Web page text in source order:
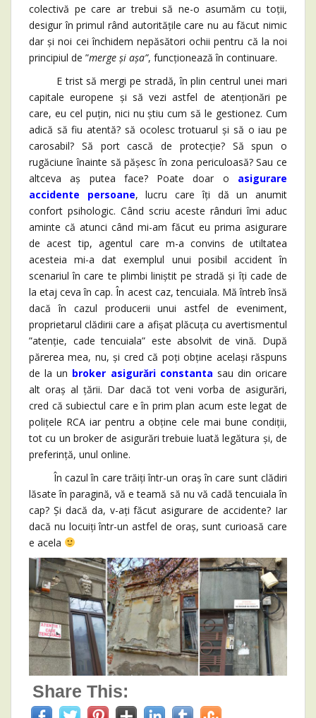
colectivă pe care ar trebui să ne-o asumăm cu toții,
desigur în primul rând autoritățile care nu au făcut nimic
dar și noi cei închidem nepăsători ochii pentru că la noi
principiul de ”merge și așa”, funcționează în continuare.
E trist să mergi pe stradă, în plin centrul unei mari
capitale europene și să vezi astfel de atenționări pe
care, eu cel puțin, nici nu știu cum să le gestionez. Cum
adică să fiu atentă? să ocolesc trotuarul și să o iau pe
carosabil? Să port cască de protecție? Să spun o
rugăciune înainte să pășesc în zona periculoasă? Sau ce
altceva aș putea face? Poate doar o asigurare
accidente persoane, lucru care îți dă un anumit
confort psihologic. Când scriu aceste rânduri îmi aduc
aminte că atunci când mi-am făcut eu prima asigurare
de acest tip, agentul care m-a convins de utiltatea
acesteia mi-a dat exemplul unui posibil accident în
scenariul în care te plimbi liniștit pe stradă și îți cade de
la etaj ceva în cap. În acest caz, tencuiala. Mă întreb însă
dacă în cazul producerii unui astfel de eveniment,
proprietarul clădirii care a afișat plăcuța cu avertismentul
”atenție, cade tencuiala” este absolvit de vină. După
părerea mea, nu, și cred că poți obține același răspuns
de la un broker asigurări constanta sau din oricare
alt oraș al țării. Dar dacă tot veni vorba de asigurări,
cred că subiectul care e în prim plan acum este legat de
polițele RCA iar pentru a obține cele mai bune condiții,
tot cu un broker de asigurări trebuie luată legătura și, de
preferință, unul online.
În cazul în care trăiți într-un oraș în care sunt clădiri
lăsate în paragină, vă e teamă să nu vă cadă tencuiala în
cap? Și dacă da, v-ați făcut asigurare de accidente? Iar
dacă nu locuiți într-un astfel de oraș, sunt curioasă care
e acela
Share This: